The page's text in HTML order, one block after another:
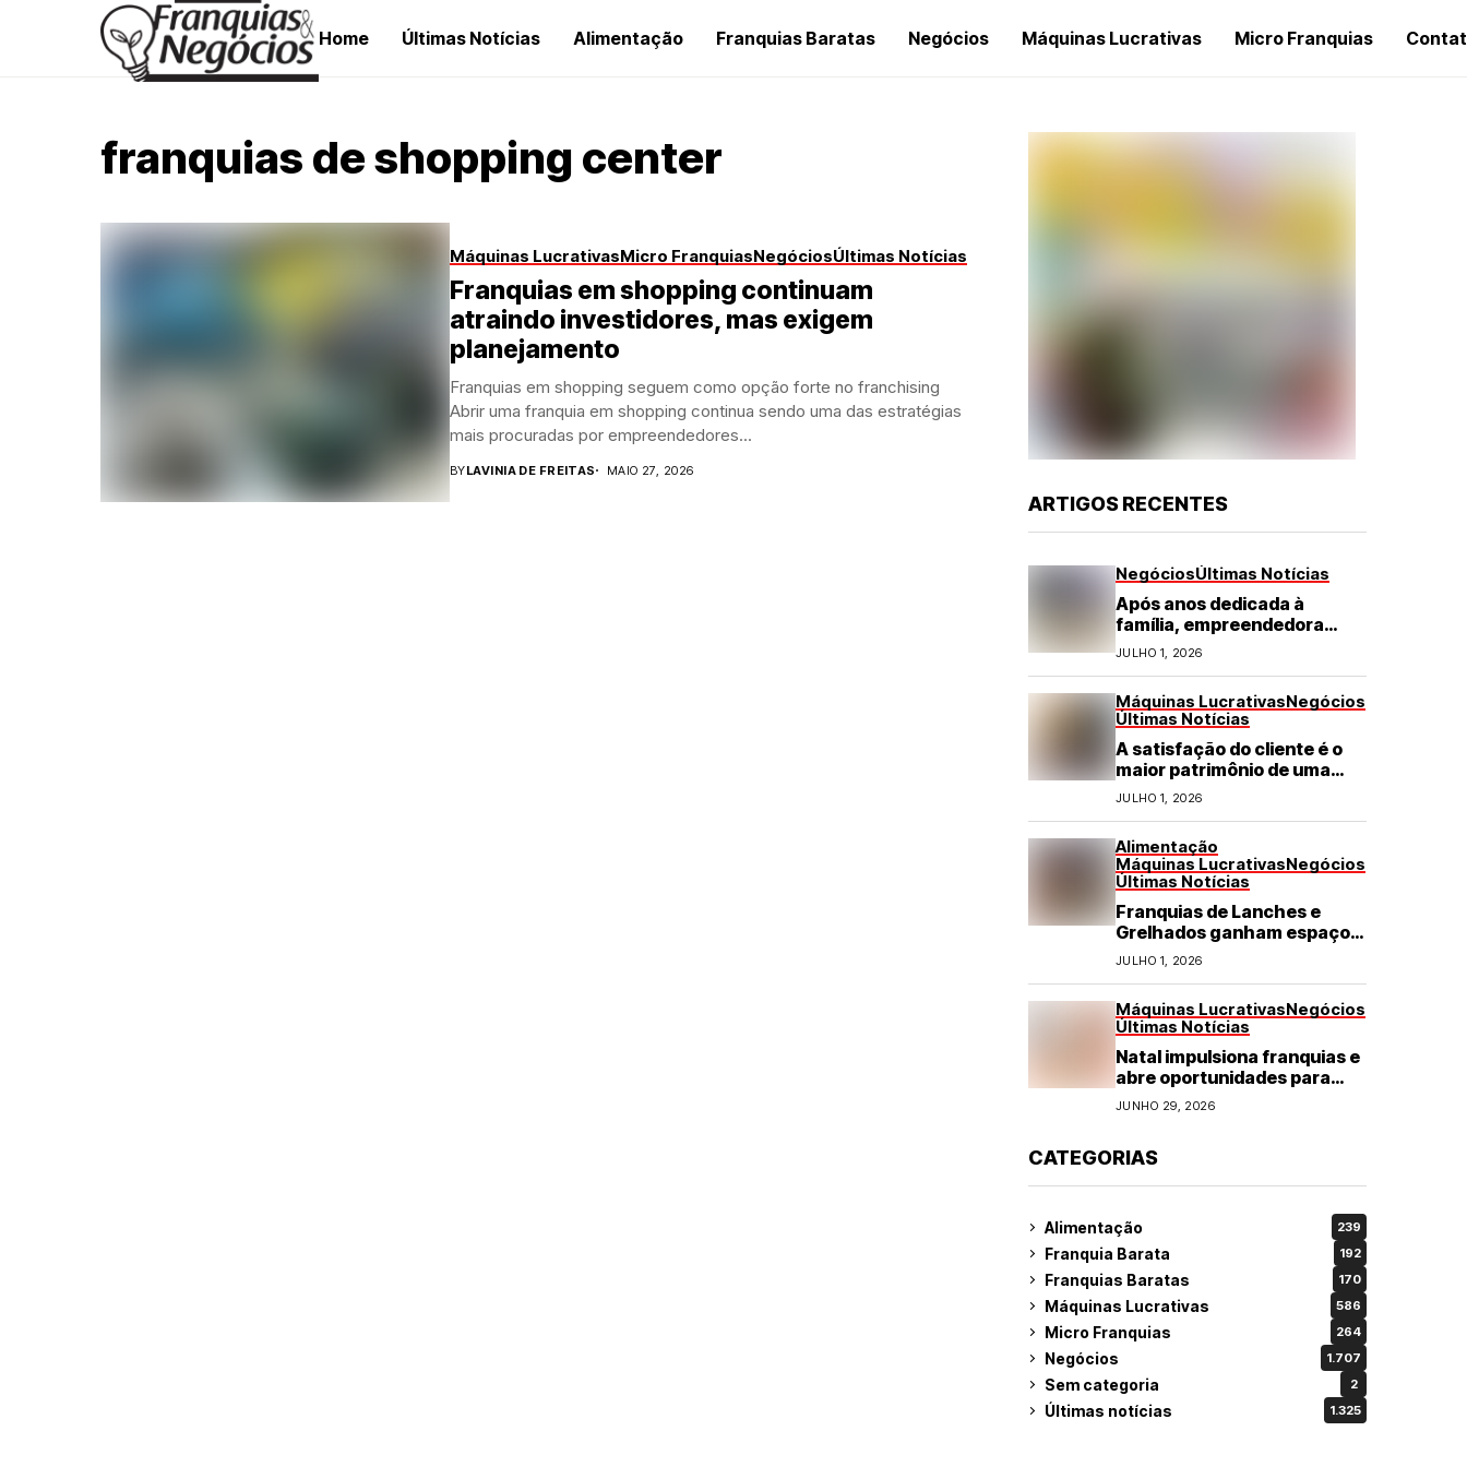
Home Últimas Notícias Alimentação Franquias Baratas Negócios Máquinas Lucrativas Micro Franquias
franquias de shopping center
Máquinas LucrativasMicro FranquiasNegóciosÚltimas Notícias
Franquias em shopping continuam
atraindo investidores, mas exigem
planejamento
Franquias em shopping seguem como opção forte no franchising
Abrir uma franquia em shopping continua sendo uma das estratégias
mais procuradas por empreendedores...
BYLAVINIA DE FREITAS MAIO 27, 2026
ARTIGOS RECENTES
NegóciosÚltimas Notícias
Após anos dedicada à
família, empreendedora
transforma franquia de
turismo em negócio de
JULHO 1, 2026
Máquinas LucrativasNegócios
Últimas Notícias
A satisfação do cliente é o
maior patrimônio de uma
franquia
JULHO 1, 2026
Alimentação
Máquinas LucrativasNegócios
Últimas Notícias
Franquias de Lanches e
Grelhados ganham espaço
com demanda por refeições
rápidas e de qualidade
JULHO 1, 2026
Máquinas LucrativasNegócios
Últimas Notícias
Natal impulsiona franquias e
abre oportunidades para
diversos segmentos do
JUNHO 29, 2026
CATEGORIAS
Alimentação 239
Franquia Barata 192
Franquias Baratas 170
Máquinas Lucrativas 586
Micro Franquias 264
Negócios 1.707
Sem categoria 2
Últimas notícias 1.325